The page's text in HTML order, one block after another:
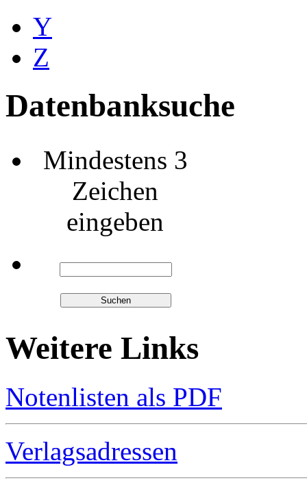
Y
Z
Datenbanksuche
Mindestens 3
Zeichen
eingeben
Weitere Links
Notenlisten als PDF
Verlagsadressen